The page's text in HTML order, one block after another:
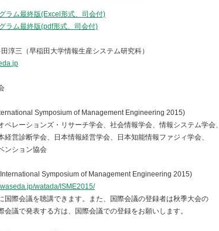
ラム最終版(Excel形式、司会付)
ラム最終版(pdf形式、司会付)
淳三（早稲田大学情報生産システム研究科）
Symposium of Management Engineering 2015)
ョンズ・リサーチ学会、社会情報学会、情報システム学会、
断学会、日本情報経営学会、日本知能情報ファジィ学会、
ョン協会
Symposium of Management Engineering 2015)
watada/ISME2015/
際会議を聴講できます。また、国際会議の登録者は秋季大会の
議で発表する方は、国際会議での登録をお願いします。